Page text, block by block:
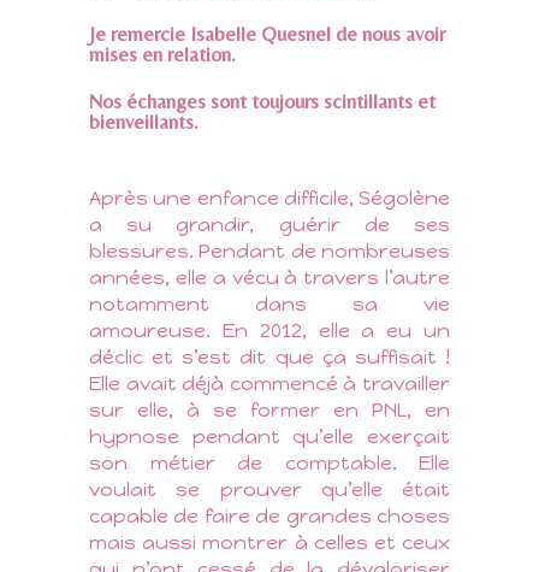
Je remercie Isabelle Quesnel de nous avoir
mises en relation.
Nos échanges sont toujours scintillants et
bienveillants.
Après une enfance difficile, Ségolène
a su grandir, guérir de ses
blessures. Pendant de nombreuses
années, elle a vécu à travers l’autre
notamment dans sa vie
amoureuse. En 2012, elle a eu un
déclic et s’est dit que ça suffisait !
Elle avait déjà commencé à travailler
sur elle, à se former en PNL, en
hypnose pendant qu’elle exerçait
son métier de comptable. Elle
voulait se prouver qu’elle était
capable de faire de grandes choses
mais aussi montrer à celles et ceux